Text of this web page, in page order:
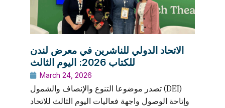
الاتحاد الدولي للناشرين في معرض لندن
للكتاب 2026: اليوم الثالث
March 24, 2026
تصدر موضوعا التنوع والإنصاف والشمول (DEI)
وإتاحة الوصول واجهة فعاليات اليوم الثالث للاتحاد